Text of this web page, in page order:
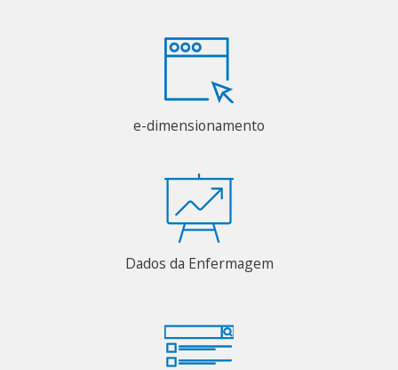
e-dimensionamento
Dados da Enfermagem